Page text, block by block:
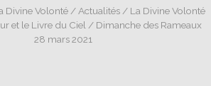
Divine Volonté/ Actualités/ La Divine Volonté
et le Livre du Ciel / Dimanche des Rameaux
28 mars 2021